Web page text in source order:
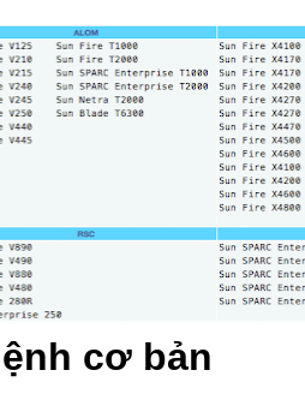
cơ bản